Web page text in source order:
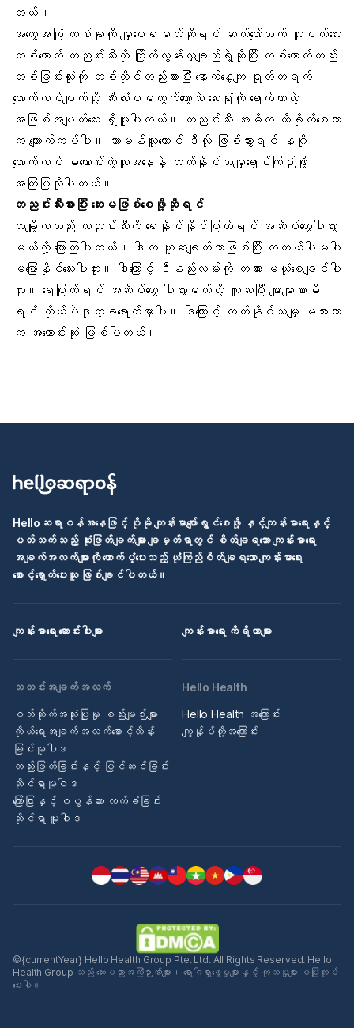
တယ်။
အတွေ့အကြုံ တစ်ခုကို မျှဝေရမယ်ဆိုရင် ဆယ်ကျော်သက် လူငယ်လေး
တစ်ယောက် တညင်းသီးကို ကြိုက်လွန်းလှချည်ရဲ့ဆိုပြီး တစ်ယောက်တည်း
တစ်ခြင်းလုံးကို တစ်ထိုင်တည်းစားပြီး နောက်နေ့ကျ ရုတ်တရက်
ကျောက်ကပ်ပျက်လို့ ဆီးလုံးဝမထွက်တော့ဘဲ ဆေးရုံကို ရောက်လာတဲ့
အဖြစ်အပျက်လေး ရှိဖူးပါတယ်။ တညင်းသီး အဓိက ထိခိုက်စေတာ
က ကျောက်ကပ်ပါ။ သာမန်လူတောင် ဒီလို ဖြစ်သွားရင် နဂို
ကျောက်ကပ် မကောင်းတဲ့သူအနေနဲ့ တတ်နိုင်သမျှရှောင်ကြဉ်ဖို့
အကြံပြုလိုပါတယ်။
တညင်းသီးစားပြီး ဘေးမဖြစ်စေဖို့ဆိုရင်
တချို့ကလည်း တညင်းသီးကို ရေနိုင်နိုင်ပြုတ်ရင် အဆိပ်တွေပါသွား
မယ်လို့ ပြောကြပါတယ်။ ဒါက ယူဆချက်သာဖြစ်ပြီး တကယ်ပါမပါ
မပြောနိုင်သေးပါဘူး။ ဒါကြောင့် ဒီနည်းလမ်းကို တအား မယုံစေချင်ပါ
ဘူး။ ‌ရေပြုတ်ရင် အဆိပ်တွေ ပါသွားမယ်လို့ ယူဆပြီး များများစားမိ
ရင် ကိုယ်ပဲဒုက္ခရောက်မှာပါ။ ဒါကြောင့် တတ်နိုင်သမျှ မစားတာ
က အကောင်းဆုံး ဖြစ်ပါတယ်။
Helloဆရာဝန်အနေဖြင့် ပိုမို ကျန်းမာပျော်ရွှင်စေဖို့ နှင့်ကျန်းမာရေးနှင့်
ပတ်သက်သည့် ဆုံးဖြတ်ချက်များ ချမှတ်ရာတွင် စိတ်ချရသော ကျန်းမာရေး
အချက်အလက်များကို ထောက်ပံ့ပေးသည့် ယုံကြည်စိတ်ချရသော ကျန်းမာရေး
စောင့်ရှောက်ပေးသူ ဖြစ်ချင်ပါတယ်။
ကျန်းမာရေး ဆောင်းပါးများ ကျန်းမာရေး ကိရိယာများ
သတင်းအချက်အလက်
ဝဘ်ဆိုက်အသုံးပြုမှု စည်းမျဉ်းများ
ကိုယ်ရေးအချက်အလက်စောင့်ထိန်း
ခြင်းမူဝါဒ
တည်းဖြတ်ခြင်းနှင့် ပြင်ဆင်ခြင်း
ဆိုင်ရာမူဝါဒ
ကြော်ငြာနှင့် စပွန်ဆာ လက်ခံခြင်း
ဆိုင်ရာ မူဝါဒ
Hello Health
Hello Health အကြောင်း
ကျွန်ုပ်တို့အကြောင်း
©{currentYear} Hello Health Group Pte. Ltd. All Rights Reserved. Hello
Health Group သည် ဆေးပညာအကြံဉာဏ်များ၊ ရောဂါရှာဖွေမှုများနှင့် ကုသမှုများ မပြုလုပ်
ပေးပါ။